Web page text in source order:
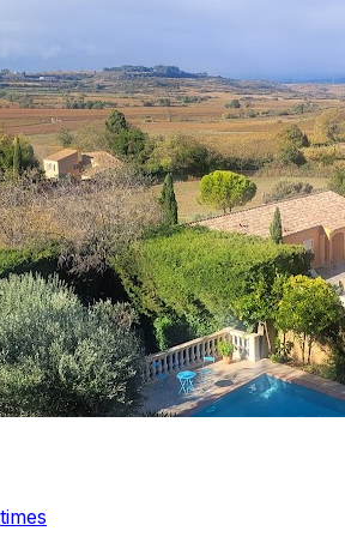
sa fiche pour en savoir plus et
canin situé à Nice. Noté 4.9/5
Maps avec 33 avis.